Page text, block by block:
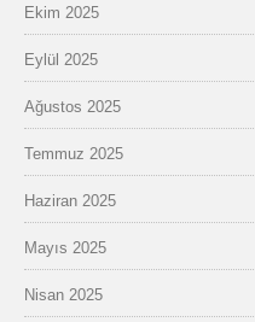
Ekim 2025
Eylül 2025
Ağustos 2025
Temmuz 2025
Haziran 2025
Mayıs 2025
Nisan 2025